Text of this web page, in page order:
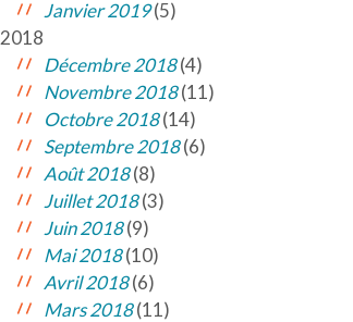
Janvier 2019(5)
2018
Décembre 2018(4)
Novembre 2018(11)
Octobre 2018(14)
Septembre 2018(6)
Août 2018(8)
Juillet 2018(3)
Juin 2018(9)
Mai 2018(10)
Avril 2018(6)
Mars 2018(11)